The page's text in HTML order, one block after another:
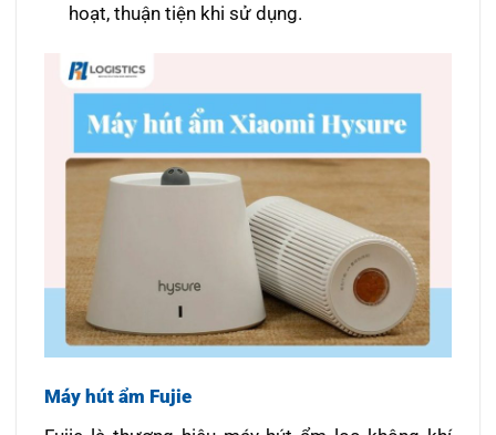
hoạt, thuận tiện khi sử dụng.
Máy hút ẩm Fujie